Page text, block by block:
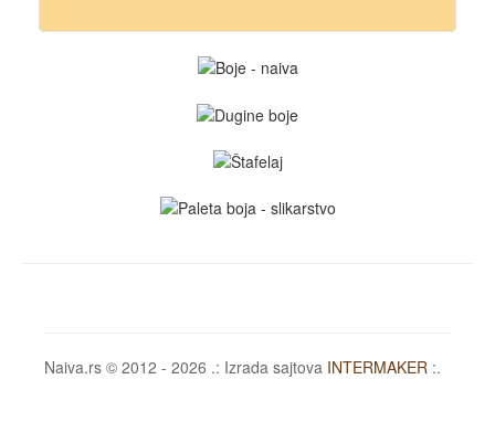
Naiva.rs © 2012 - 2026 .: Izrada sajtova INTERMAKER :.